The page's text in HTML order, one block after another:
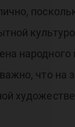
народного
что на